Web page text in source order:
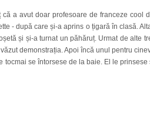
că a avut doar profesoare de franceze cool
- după care și-a aprins o țigară în clasă.
și și-a turnat un păhăruț. Urmat de alte
demonstrația. Apoi încă unul pentru
tocmai se întorsese de la baie. El le